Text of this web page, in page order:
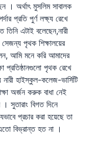
। অর্থাৎ মুসলিম সাবালক
প্রতি পুর্ণ লক্ষ্য রেখে
এটাই বলেছেন,নারী
সেজন্য পৃথক শিক্ষালয়ের
আমি মনে করি আমাদের
প্রতিষ্ঠানগুলো পৃথক রেখে
হাইস্কুল-কলেজ-ভার্সিটি
অর্জন করুক বাধা নেই
সুতারাং বিগত দিনে
প্রচার করা হয়েছে তা
বিভ্রান্ত হত না ।